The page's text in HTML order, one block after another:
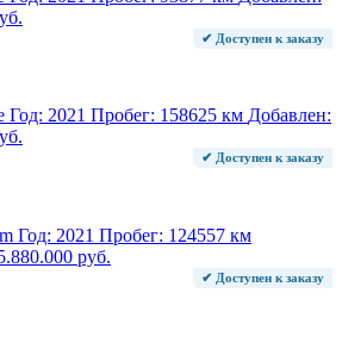
✔ Доступен к заказу
Год: 2021 Пробег: 158625 км Добавлен:
✔ Доступен к заказу
Год: 2021 Пробег: 124557 км
руб.
✔ Доступен к заказу